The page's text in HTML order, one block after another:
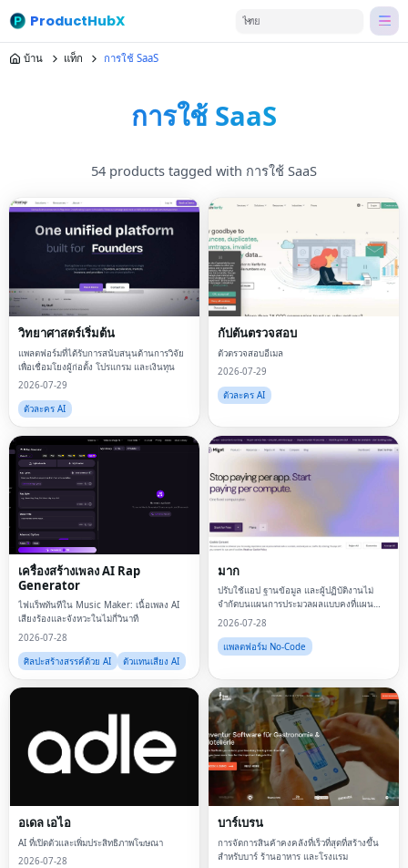
ProductHubX ไทย
บ้าน แท็ก การใช้ SaaS
การใช้ SaaS
54 products tagged with การใช้ SaaS
วิทยาศาสตร์เริ่มต้น
แพลตฟอร์มที่ได้รับการสนับสนุนด้านการวิจัย
เพื่อเชื่อมโยงผู้ก่อตั้ง โปรแกรม และเงินทุน
2026-07-29
ตัวละคร AI
กัปตันตรวจสอบ
ตัวตรวจสอบอีเมล
2026-07-29
ตัวละคร AI
เครื่องสร้างเพลง AI Rap
Generator
ไฟแร็พทันทีใน Music Maker: เนื้อเพลง AI
เสียงร้องและจังหวะในไม่กี่วินาที
2026-07-28
ศิลปะสร้างสรรค์ด้วย AI
ตัวแทนเสียง AI
มาก
ปรับใช้แอป ฐานข้อมูล และผู้ปฏิบัติงานไม่
จำกัดบนแผนการประมวลผลแบบคงที่แผน
เดียว
2026-07-28
แพลตฟอร์ม No-Code
อเดล เอไอ
AI ที่เปิดตัวและเพิ่มประสิทธิภาพโฆษณา
2026-07-28
บาร์เบรน
การจัดการสินค้าคงคลังที่เร็วที่สุดที่สร้างขึ้น
สำหรับบาร์ ร้านอาหาร และโรงแรม